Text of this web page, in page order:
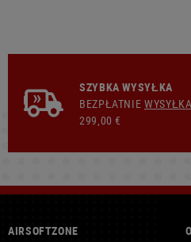
SZYBKA WYSYŁKA
BEZPŁATNIEWYSYŁKA
299,00 €
AIRSOFTZONE